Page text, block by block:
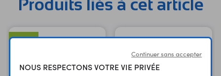
Produits liés à cet article
NEW
Continuer sans accepter
NOUS RESPECTONS VOTRE VIE PRIVÉE